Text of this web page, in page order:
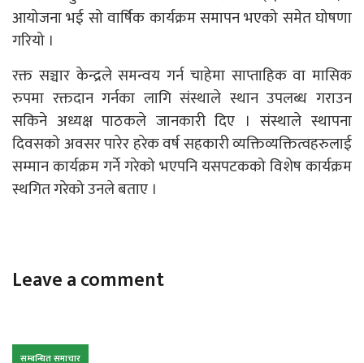
आयोजना भई सो वार्षिक कार्यक्रम समापन भएको समेत घोषणा
गरियो ।
रक्त सञ्चार केन्द्रले समन्वय गर्न चाहेमा साप्ताहिक वा मासिक
रुपमा रक्तदान गर्नका लागि संस्थाले स्थान उपलब्ध गराउन
सकिने अध्यक्ष पाठकले जानकारी दिए । संस्थाले स्थापना
दिवसको अवसर पारेर हरेक वर्ष सहकारी व्यक्तिव्यक्तित्वहरुलाई
सम्मान कार्यक्रम गर्ने गरेको भएपनि यसपटकको विशेष कार्यक्रम
स्थगित गरेको उनले बताए ।
Leave a comment
सम्बन्धित समाचार